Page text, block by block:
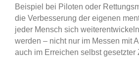
Beispiel bei Piloten oder
die Verbesserung der eigenen
jeder Mensch sich
werden – nicht nur im Messen mit
auch im Erreichen selbst gesetzter